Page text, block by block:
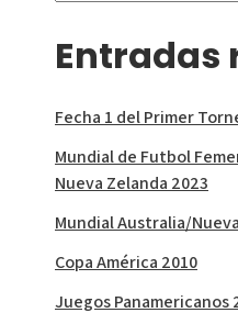
Entradas
Fecha 1 del Primer
Mundial de Futbol
Nueva Zelanda 2023
Mundial Australia/
Copa América 2010
Juegos Panamericanos